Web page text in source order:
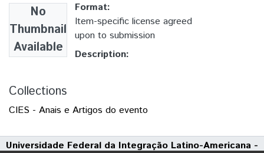
No
Thumbnail
Available
Format:
Item-specific license agreed
upon to submission
Description:
Collections
CIES - Anais e Artigos do evento
Universidade Federal da Integração Latino-Americana -